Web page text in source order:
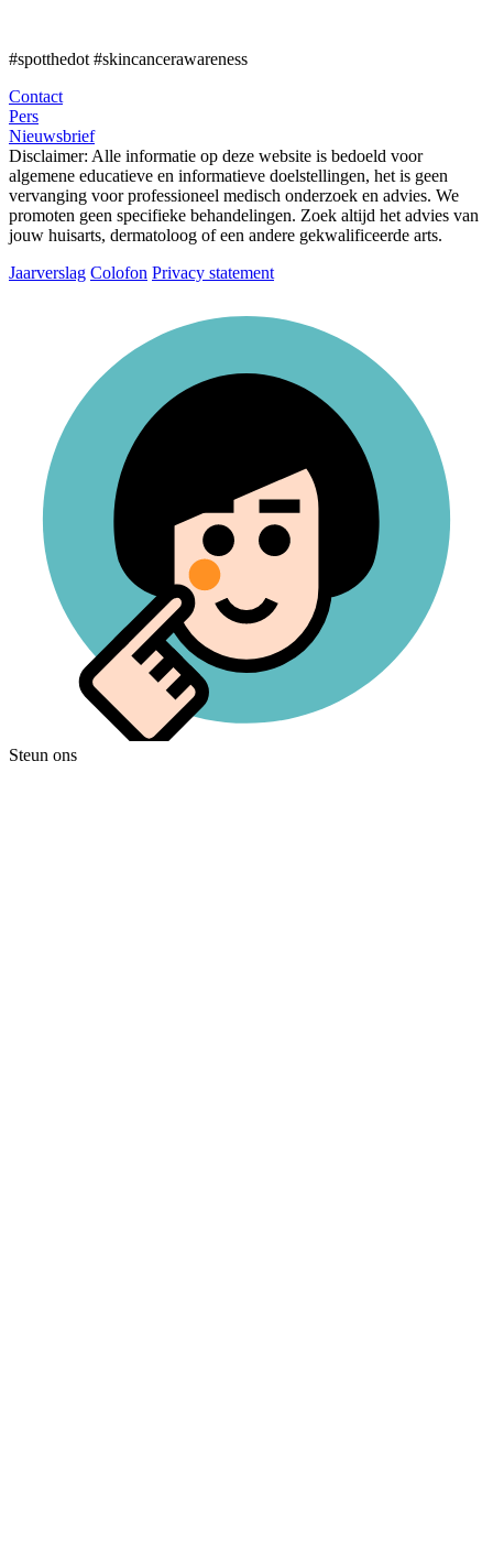
#spotthedot #skincancerawareness
Contact
Pers
Nieuwsbrief
Disclaimer: Alle informatie op deze website is bedoeld voor
algemene educatieve en informatieve doelstellingen, het is geen
vervanging voor professioneel medisch onderzoek en advies. We
promoten geen specifieke behandelingen. Zoek altijd het advies van
jouw huisarts, dermatoloog of een andere gekwalificeerde arts.
Jaarverslag Colofon Privacy statement
Steun ons